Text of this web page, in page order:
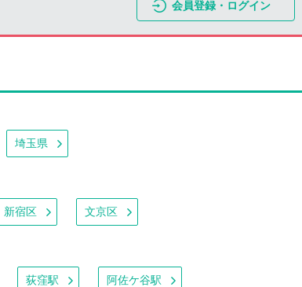
会員登録・ログイン
埼玉県
新宿区 文京区
荻窪駅 阿佐ケ谷駅